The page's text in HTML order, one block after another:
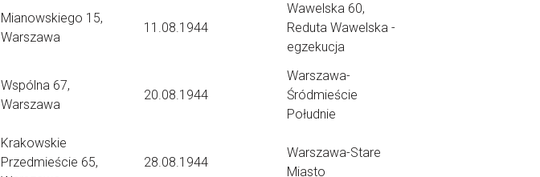
Mianowskiego 15,
Warszawa
11.08.1944
Wawelska 60,
Reduta Wawelska -
egzekucja
Wspólna 67,
Warszawa
20.08.1944
Warszawa-
Śródmieście
Południe
Krakowskie
Przedmieście 65,
28.08.1944
Warszawa-Stare
Miasto